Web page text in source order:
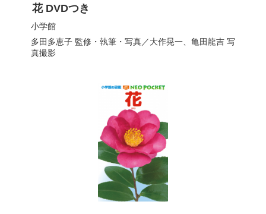
花 DVDつき
小学館
多田多恵子監修・執筆・写真／大作晃一、 亀田龍吉写
真撮影